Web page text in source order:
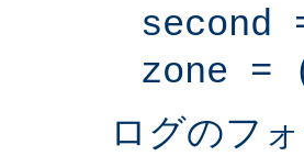
zone
ログのフ